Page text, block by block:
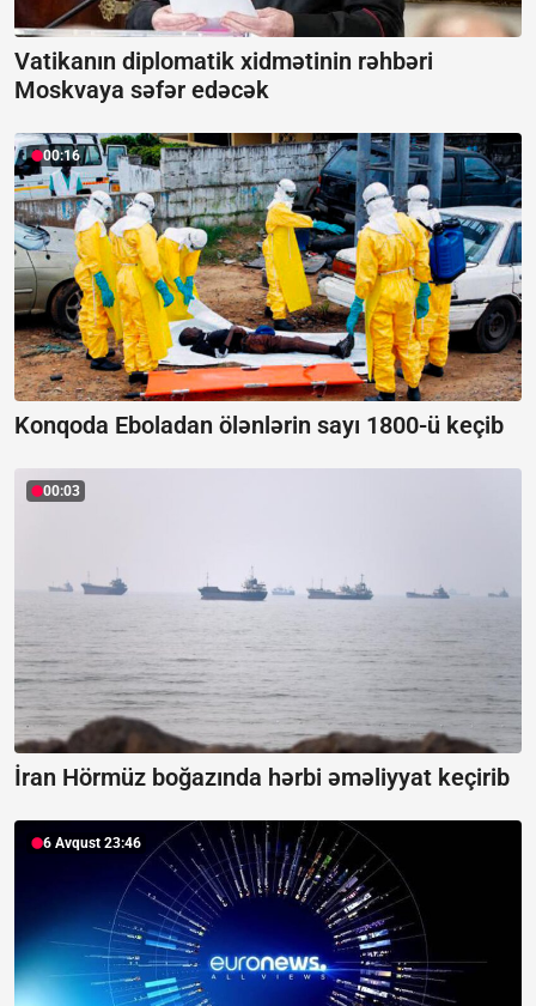
Vatikanın diplomatik xidmətinin rəhbəri
Moskvaya səfər edəcək
00:16
Konqoda Eboladan ölənlərin sayı 1800-ü keçib
00:03
İran Hörmüz boğazında hərbi əməliyyat keçirib
6 Avqust 23:46